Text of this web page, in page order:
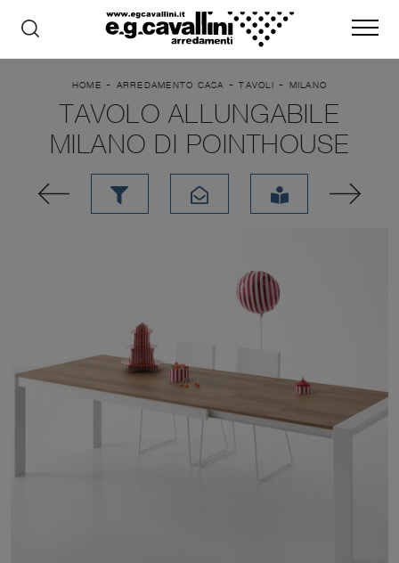
HOME - ARREDAMENTO CASA -TAVOLI - MILANO
TAVOLO ALLUNGABILE
MILANO DI POINTHOUSE